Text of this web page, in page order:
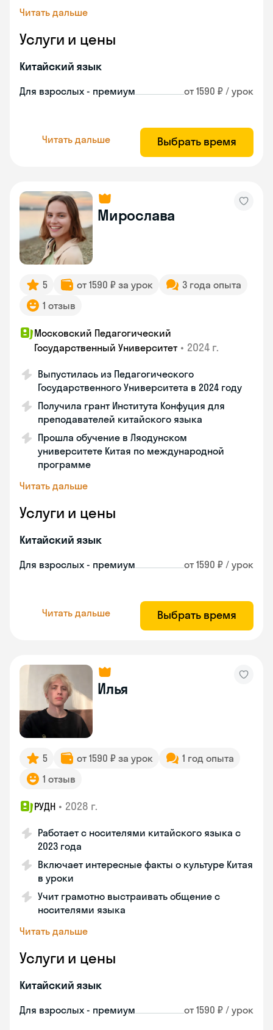
Читать дальше
Услуги и цены
Китайский язык
Для взрослых - премиум от 1590 ₽ / урок
Читать дальше Выбрать время
Мирослава
5 от 1590 ₽ за урок
3 года опыта
1 отзыв
Московский Педагогический
Государственный Университет • 2024 г.
Выпустилась из Педагогического
Государственного Университета в 2024 году
Получила грант Института Конфуция для
преподавателей китайского языка
Прошла обучение в Ляодунском
университете Китая по международной
программе
Читать дальше
Услуги и цены
Китайский язык
Для взрослых - премиум от 1590 ₽ / урок
Читать дальше Выбрать время
Илья
5 от 1590 ₽ за урок
1 год опыта
1 отзыв
РУДН • 2028 г.
Работает с носителями китайского языка с
2023 года
Включает интересные факты о культуре Китая
в уроки
Учит грамотно выстраивать общение с
носителями языка
Читать дальше
Услуги и цены
Китайский язык
Для взрослых - премиум от 1590 ₽ / урок